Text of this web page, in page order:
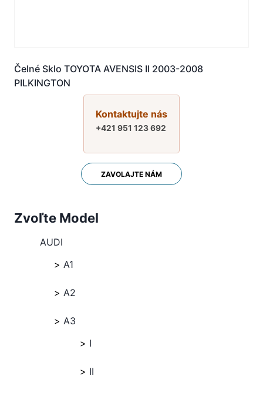
Čelné Sklo TOYOTA AVENSIS II 2003-2008
PILKINGTON
Kontaktujte nás
+421 951 123 692
ZAVOLAJTE NÁM
Zvoľte Model
AUDI
A1
A2
A3
I
II